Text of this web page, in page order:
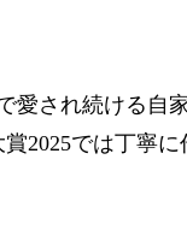
愛され続ける自
2025では丁寧